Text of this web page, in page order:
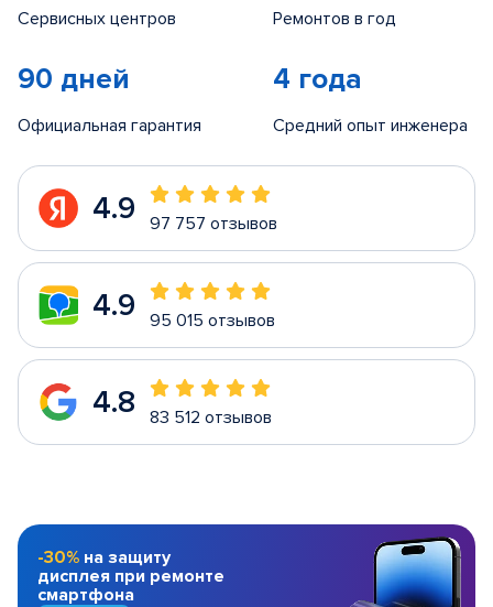
Сервисных центров Ремонтов в год
90 дней
Официальная гарантия
4 года
Средний опыт инженера
4.9 97 757 отзывов
4.9 95 015 отзывов
4.8 83 512 отзывов
-30% на защиту
дисплея при ремонте
смартфона